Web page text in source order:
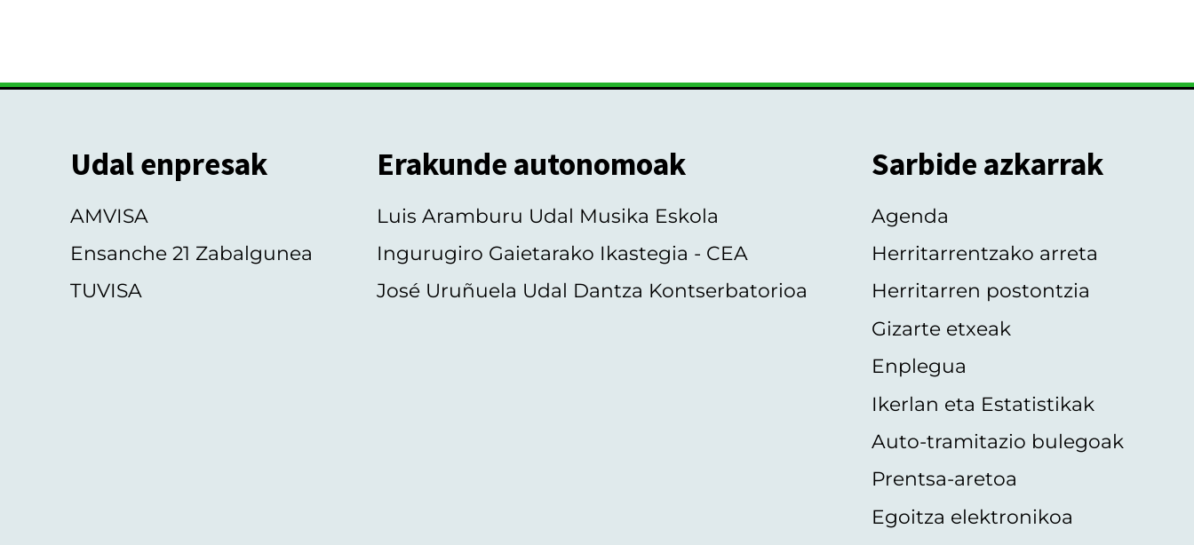
Udal enpresak
AMVISA
Ensanche 21 Zabalgunea
TUVISA
Erakunde autonomoak
Luis Aramburu Udal Musika Eskola
Ingurugiro Gaietarako Ikastegia - CEA
José Uruñuela Udal Dantza Kontserbatorioa
Sarbide azkarrak
Agenda
Herritarrentzako arreta
Herritarren postontzia
Gizarte etxeak
Enplegua
Ikerlan eta Estatistikak
Auto-tramitazio bulegoak
Prentsa-aretoa
Egoitza elektronikoa